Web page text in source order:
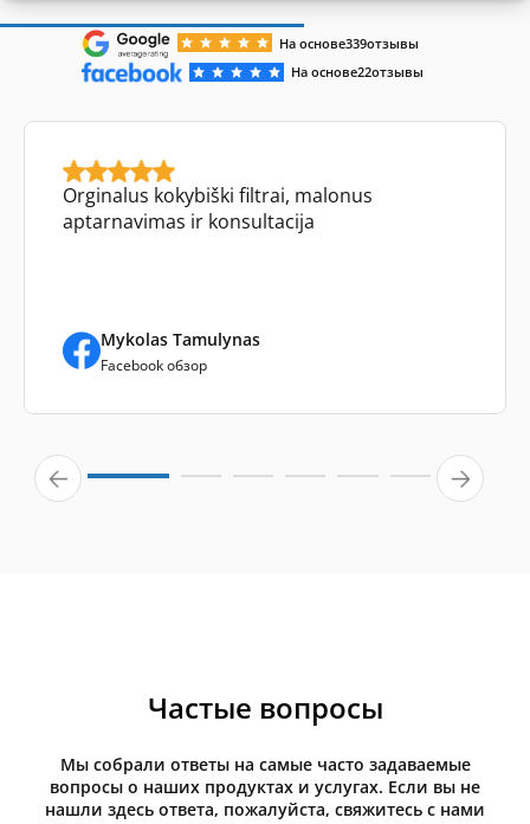
На основе339отзывы
На основе22отзывы
Orginalus kokybiški filtrai, malonus
aptarnavimas ir konsultacija
Mykolas Tamulynas
Facebook обзор
Частые вопросы
Мы собрали ответы на самые часто задаваемые
вопросы о наших продуктах и услугах. Если вы не
нашли здесь ответа, пожалуйста, свяжитесь с нами